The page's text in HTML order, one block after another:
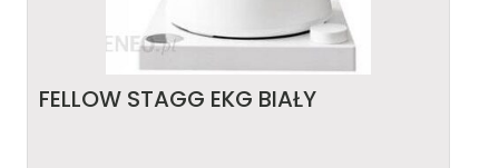
FELLOW STAGG EKG BIAŁY